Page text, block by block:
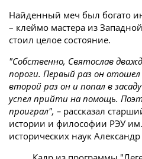
Найденный меч был богато
– клеймо мастера из
стоил целое состояние.
"Собственно, Святослав
пороги. Первый раз он отошел
второй раз он и попал в
успел прийти на помощь.
проиграл", – рассказал
истории и философии РЭУ
исторических наук